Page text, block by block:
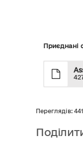
Приєднані
Переглядів: